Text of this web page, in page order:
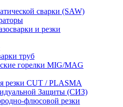
сварки (SAW)
и резки
труб
горелки MIG/MAG
резки CUT / PLASMA
Защиты (СИЗ)
флюсовой резки